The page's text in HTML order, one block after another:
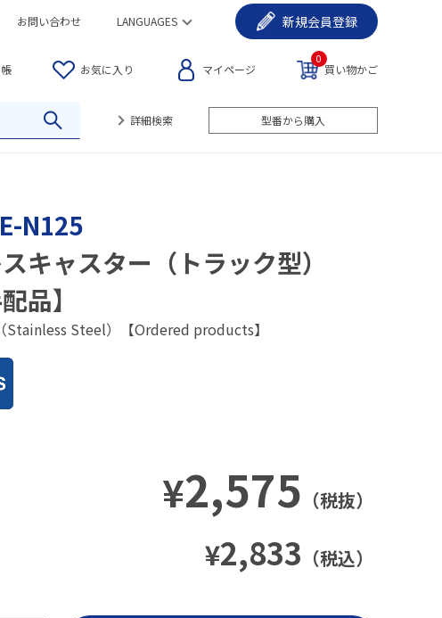
お問い合わせ LANGUAGES 新規会員登録
お気に入り マイページ 買い物かご
0
詳細検索 型番から購入
N125
キャスター（トラック型）
品】
Stainless Steel）【Ordered products】
¥2,575 （税抜）
¥2,833 （税込）